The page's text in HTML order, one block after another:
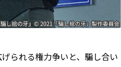
られる権力争いと、騙し合い